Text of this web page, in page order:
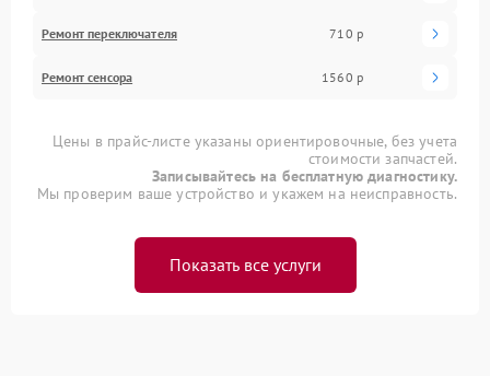
Ремонт переключателя 710 р
Ремонт сенсора 1560 р
Цены в прайс-листе указаны ориентировочные, без учета
стоимости запчастей.
Записывайтесь на бесплатную диагностику.
Мы проверим ваше устройство и укажем на неисправность.
Показать все услуги